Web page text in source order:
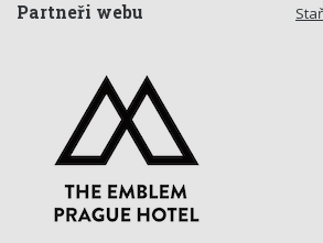
Partneři webu